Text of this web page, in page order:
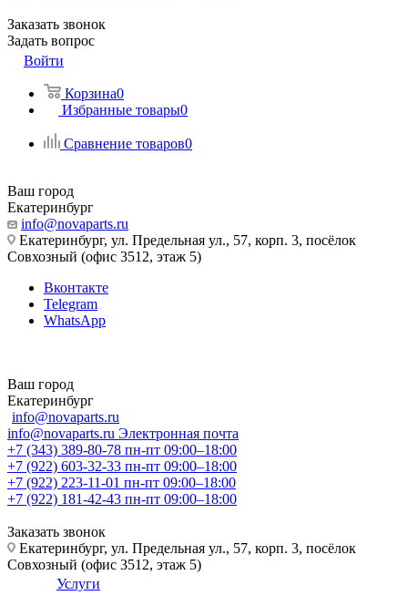
Заказать звонок
Задать вопрос
Войти
Корзина0
Избранные товары0
Сравнение товаров0
Ваш город
Екатеринбург
info@novaparts.ru
Екатеринбург, ул. Предельная ул., 57, корп. 3, посёлок
Совхозный (офис 3512, этаж 5)
Вконтакте
Telegram
WhatsApp
Ваш город
Екатеринбург
info@novaparts.ru
info@novaparts.ru Электронная почта
+7 (343) 389-80-78 пн-пт 09:00–18:00
+7 (922) 603-32-33 пн-пт 09:00–18:00
+7 (922) 223-11-01 пн-пт 09:00–18:00
+7 (922) 181-42-43 пн-пт 09:00–18:00
Заказать звонок
Екатеринбург, ул. Предельная ул., 57, корп. 3, посёлок
Совхозный (офис 3512, этаж 5)
Услуги